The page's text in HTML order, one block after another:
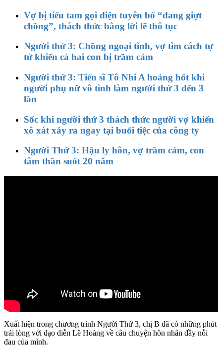
Vợ bị tiểu tam gọi điện tuyên bố “đang giựt
chồng”, thách thức bằng lời lẽ thô tục
Người thứ 3: Chồng ngoại tình, vợ tìm cách tự
tử khiến cả hai con bị trầm cảm
Người thứ 3: Tiến sĩ Tô Nhi A hoảng hốt khi
người phụ nữ vô tình làm người thứ 3 đến 3
lần
Sốc khi người thứ 3 thách thức người vợ khiến
xô xát xảy ra ngay tại buổi tiệc của công ty
Người Thứ 3: Hậu ly hôn, vợ trầm cảm, con
tâm thần suốt 20 năm
Xuất hiện trong chương trình Người Thứ 3, chị B đã có những phút
trải lòng với đạo diễn Lê Hoàng về câu chuyện hôn nhân đầy nỗi
đau của mình.